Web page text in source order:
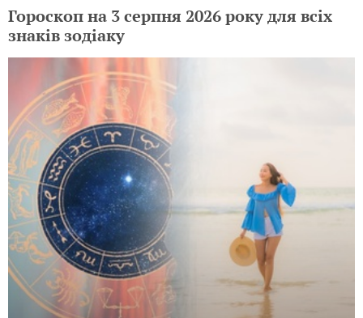
Гороскоп на 3 серпня 2026 року для всіх
знаків зодіаку